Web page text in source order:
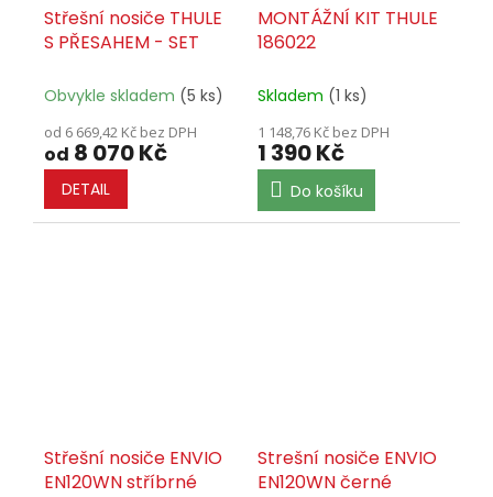
Střešní nosiče THULE
S PŘESAHEM - SET
Obvykle skladem (5 ks)
od 6 669,42 Kč bez DPH
od 8 070 Kč
DETAIL
MONTÁŽNÍ KIT THULE
186022
Skladem (1 ks)
1 148,76 Kč bez DPH
1 390 Kč
Do košíku
Střešní nosiče ENVIO
EN120WN stříbrné
Strešní nosiče ENVIO
EN120WN černé